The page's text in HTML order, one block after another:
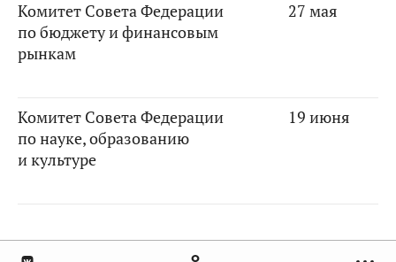
Комитет Совета Федерации
по бюджету и финансовым
рынкам
27 мая
Комитет Совета Федерации
по науке, образованию
и культуре
19 июня